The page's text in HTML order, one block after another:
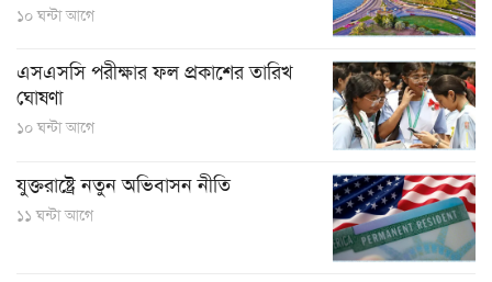
১০ ঘন্টা আগে
এসএসসি পরীক্ষার ফল প্রকাশের তারিখ
ঘোষণা
১০ ঘন্টা আগে
যুক্তরাষ্ট্রে নতুন অভিবাসন নীতি
১১ ঘন্টা আগে